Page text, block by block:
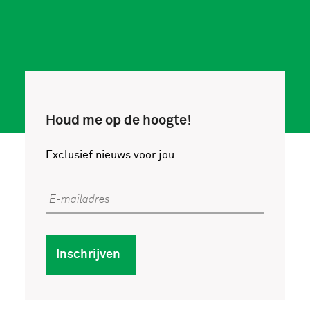
Houd me op de hoogte!
Exclusief nieuws voor jou.
E-mailadres
Inschrijven